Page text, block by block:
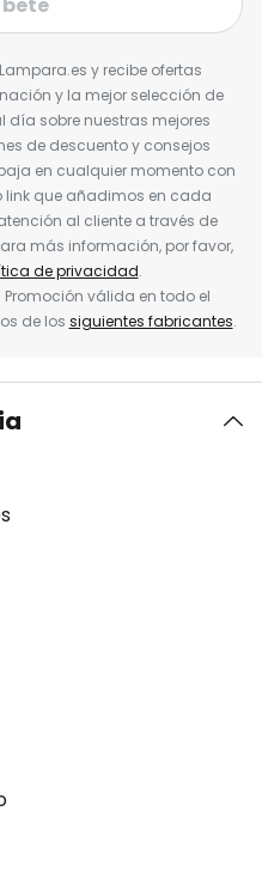
y recibe ofertas
y la mejor selección de
día sobre nuestras mejores
de descuento y consejos
en cualquier momento con
link que añadimos en cada
al cliente a través de
más información, por favor,
de privacidad.
válida en todo el
de los siguientes fabricantes.